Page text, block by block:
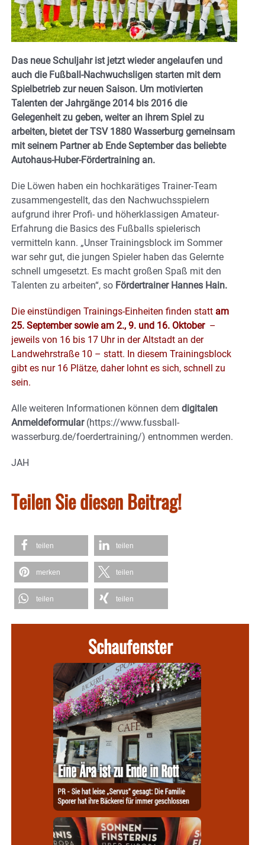
Das neue Schuljahr ist jetzt wieder angelaufen und
auch die Fußball-Nachwuchsligen starten mit dem
Spielbetrieb zur neuen Saison. Um motivierten
Talenten der Jahrgänge 2014 bis 2016 die
Gelegenheit zu geben, weiter an ihrem Spiel zu
arbeiten, bietet der TSV 1880 Wasserburg gemeinsam
mit seinem Partner ab Ende September das beliebte
Autohaus-Huber-Fördertraining an.
Die Löwen haben ein hochkarätiges Trainer-Team
zusammengestellt, das den Nachwuchsspielern
aufgrund ihrer Profi- und höherklassigen Amateur-
Erfahrung die Basics des Fußballs spielerisch
vermitteln kann. „Unser Trainingsblock im Sommer
war sehr gut, die jungen Spieler haben das Gelernte
schnell umgesetzt. Es macht großen Spaß mit den
Talenten zu arbeiten“, so Fördertrainer Hannes Hain.
Die einstündigen Trainings-Einheiten finden statt am
25. September sowie am 2., 9. und 16. Oktober–
jeweils von 16 bis 17 Uhr in der Altstadt an der
Landwehrstraße 10 – statt. In diesem Trainingsblock
gibt es nur 16 Plätze, daher lohnt es sich, schnell zu
sein.
Alle weiteren Informationen können dem digitalen
Anmeldeformular(https://www.fussball-
wasserburg.de/foerdertraining/) entnommen werden.
JAH
Teilen Sie diesen Beitrag!
teilen teilen
merken teilen
teilen teilen
Schaufenster